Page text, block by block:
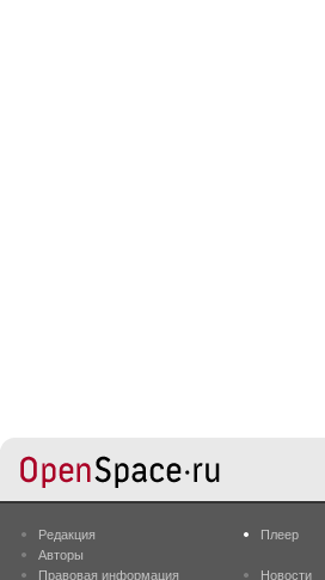
Редакция
Авторы
Правовая информация
Плеер
Новости